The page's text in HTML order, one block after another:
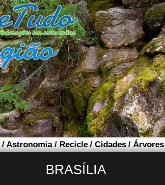
/Astronomia /Recicle /Cidades /Árvores
BRASÍLIA